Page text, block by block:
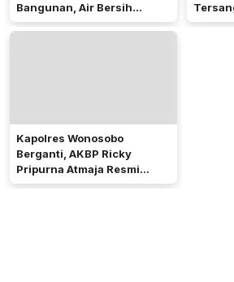
Bangunan, Air Bersih
Hingga Pergub Seismik
Dana
Kapolres Wonosobo
Berganti, AKBP Ricky
Pripurna Atmaja Resmi
Menjabat